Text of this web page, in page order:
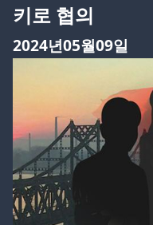
키로 협의
2024년05월09일